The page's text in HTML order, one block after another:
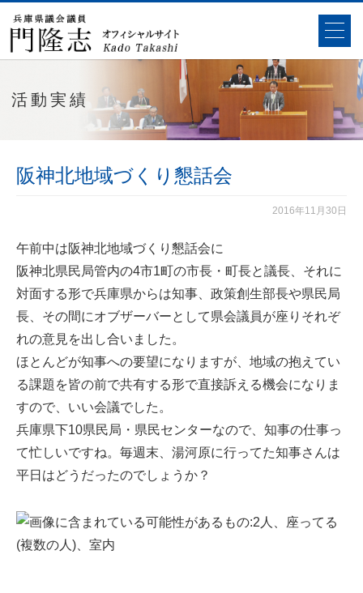
活動実績
阪神北地域づくり懇話会
2016年11月30日
午前中は阪神北地域づくり懇話会に
阪神北県民局管内の4市1町の市長・町長と議長、それに
対面する形で兵庫県からは知事、政策創生部長や県民局
長、その間にオブザーバーとして県会議員が座りそれぞ
れの意見を出し合いました。
ほとんどが知事への要望になりますが、地域の抱えてい
る課題を皆の前で共有する形で直接訴える機会になりま
すので、いい会議でした。
兵庫県下10県民局・県民センターなので、知事の仕事っ
て忙しいですね。毎週末、湯河原に行ってた知事さんは
平日はどうだったのでしょうか？